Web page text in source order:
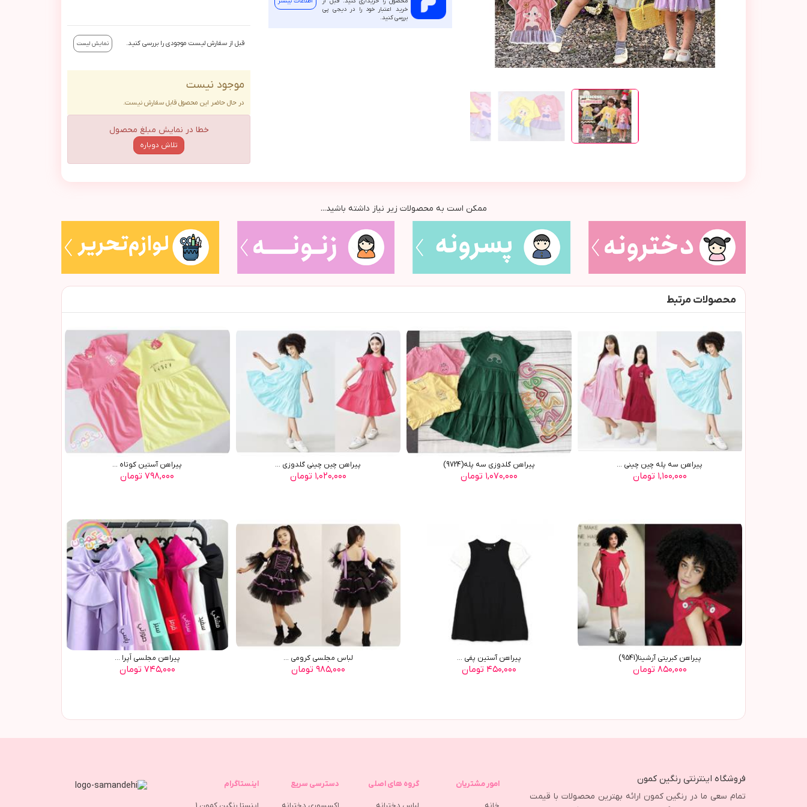
خرید اعتبار خود را در دیجی پی
بررسی کنید.
قبل از سفارش لیست موجودی را بررسی کنید. نمایش لیست
موجود نیست
در حال حاضر این محصول قابل سفارش نیست.
خطا در نمایش مبلغ محصول
تلاش دوباره
ممکن است به محصولات زیر نیاز داشته باشید...
محصولات مرتبط
پیراهن سه پله چین چینی ...
۱,۱۰۰,۰۰۰ تومان
پیراهن گلدوزی سه پله(9724)
۱,۰۷۰,۰۰۰ تومان
پیراهن چین چینی گلدوزی ...
۱,۰۲۰,۰۰۰ تومان
پیراهن آستین کوتاه ...
۷۹۸,۰۰۰ تومان
پيراهن کبريتي آرشينا(9541)
۸۵۰,۰۰۰ تومان
پيراهن آستين پفي ...
۴۵۰,۰۰۰ تومان
لباس مجلسی کرومی ...
۹۸۵,۰۰۰ تومان
پیراهن مجلسی اُپرا ...
۷۴۵,۰۰۰ تومان
فروشگاه اینترنتی رنگین کمون
تمام سعی ما در رنگین کمون ارائه بهترین محصولات با قیمت
امور مشتریان گروه های اصلی دسترسی سریع اینستاگرام